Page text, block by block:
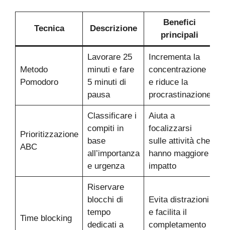
Tecnica Descrizione
Benefici
principali
Metodo
Pomodoro
Lavorare 25
minuti e fare
5 minuti di
pausa
Incrementa la
concentrazione
e riduce la
procrastinazione
Prioritizzazione
ABC
Classificare i
compiti in
base
all’importanza
e urgenza
Aiuta a
focalizzarsi
sulle attività che
hanno maggiore
impatto
Time blocking
Riservare
blocchi di
tempo
dedicati a
Evita distrazioni
e facilita il
completamento